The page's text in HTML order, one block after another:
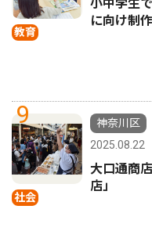
教育
小中学生
に向け制
9
社会
神奈川区
2025.08.22
大口通商
店」